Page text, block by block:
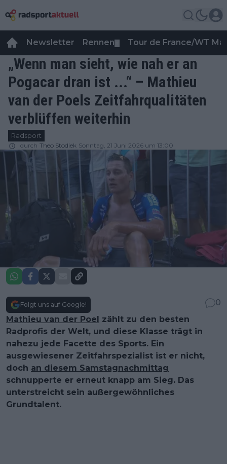
Newsletter Rennen Tour de France/WT
„Wenn man sieht, wie nah er an
Pogacar dran ist ...“ – Mathieu
van der Poels Zeitfahrqualitäten
verblüffen weiterhin
Radsport
durch Theo Stodiek Sonntag, 21 Juni 2026 um 13:00
Folgt uns auf Google!
0
Mathieu van der Poel
zählt zu den besten
Radprofis der Welt, und diese Klasse trägt in
nahezu jede Facette des Sports. Ein
ausgewiesener Zeitfahrspezialist ist er nicht,
doch an diesem Samstagnachmittag
schnupperte er erneut knapp am Sieg. Das
unterstreicht sein außergewöhnliches
Grundtalent.